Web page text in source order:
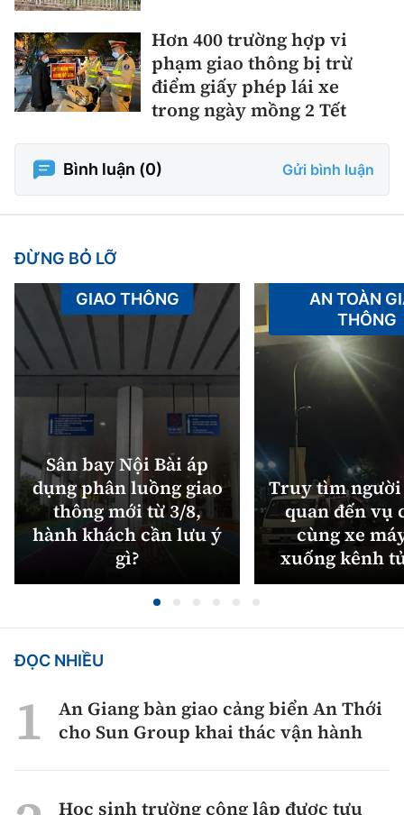
Hơn 400 trường hợp vi
phạm giao thông bị trừ
điểm giấy phép lái xe
trong ngày mồng 2 Tết
Bình luận (0) Gửi bình luận
ĐỪNG BỎ LỠ
Sân bay Nội Bài áp
dụng phân luồng giao
thông mới từ 3/8,
hành khách cần lưu ý
gì?
GIAO THÔNG
Truy tìm
quan đến vụ
cùng xe
xuống kênh
AN TOÀN
THÔNG
ĐỌC NHIỀU
An Giang bàn giao cảng biển An Thới
cho Sun Group khai thác vận hành
Học sinh trường công lập được tựu